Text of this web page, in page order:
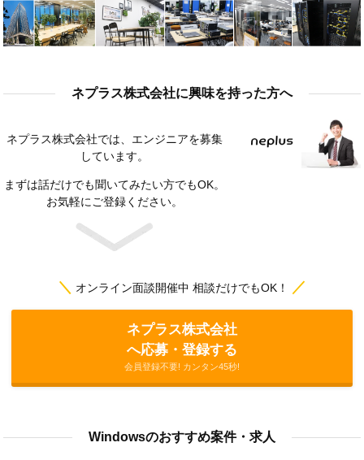
ネプラス株式会社に興味を持った方へ
ネプラス株式会社では、エンジニアを募集
しています。
まずは話だけでも聞いてみたい方でもOK。
お気軽にご登録ください。
＼ オンライン面談開催中 相談だけでもOK！ ／
ネプラス株式会社
へ応募・登録する
会員登録不要! カンタン45秒!
Windowsのおすすめ案件・求人